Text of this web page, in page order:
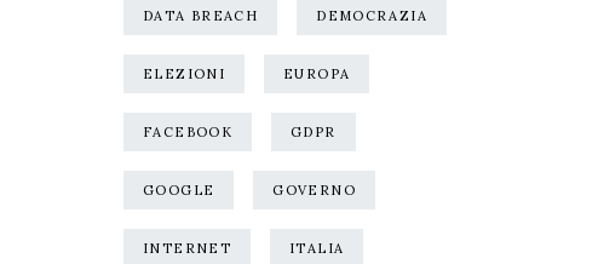
DATA BREACH DEMOCRAZIA
ELEZIONI EUROPA
FACEBOOK GDPR
GOOGLE GOVERNO
INTERNET ITALIA